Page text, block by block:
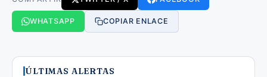
WHATSAPP COPIAR ENLACE
ÚLTIMAS ALERTAS